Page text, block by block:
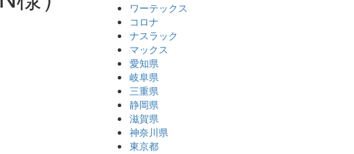
ワーテックス
コロナ
ナスラック
マックス
愛知県
岐阜県
三重県
静岡県
滋賀県
神奈川県
東京都